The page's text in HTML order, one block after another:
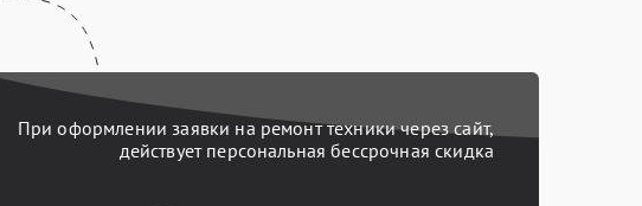
При оформлении заявки на ремонт техники через сайт,
действует персональная бессрочная скидка